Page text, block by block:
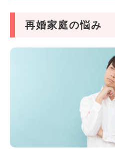
再婚家庭の悩み